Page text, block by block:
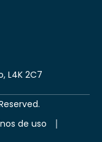
L4K 2C7
de uso